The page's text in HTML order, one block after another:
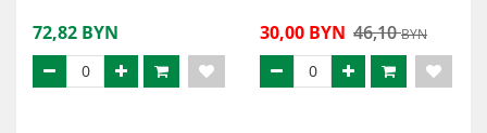
72,82 BYN
30,00 BYN 46,10BYN